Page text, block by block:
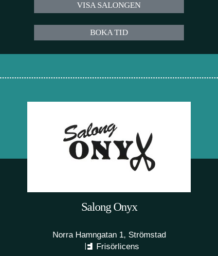
VISA SALONGEN
BOKA TID
Salong Onyx
Norra Hamngatan 1, Strömstad
Frisörlicens